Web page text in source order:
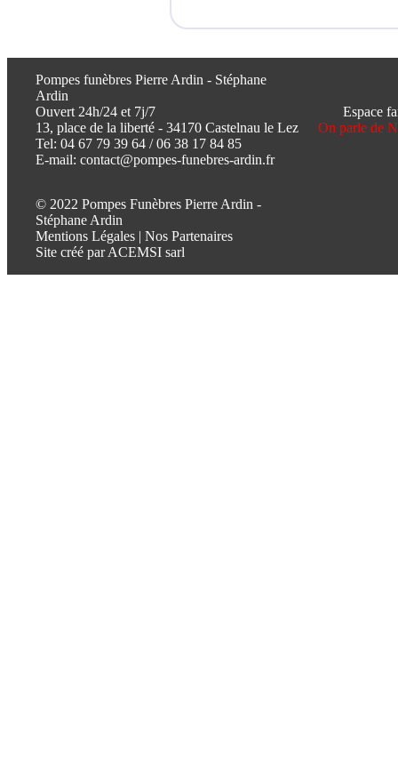
Pompes funèbres Pierre Ardin - Stéphane
Ardin
Ouvert 24h/24 et 7j/7
13, place de la liberté - 34170 Castelnau le Lez
Tel: 04 67 79 39 64 /06 38 17 84 85
E-mail: contact@pompes-funebres-ardin.fr
Espace
On parle de
© 2022 Pompes Funèbres Pierre Ardin -
Stéphane Ardin
Mentions Légales | Nos Partenaires
Site créé parACEMSI sarl